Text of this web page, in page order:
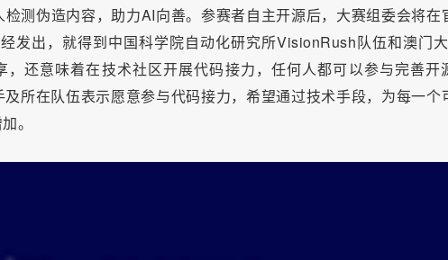
测伪造内容，助力AI向善。参赛者自主开源后，大赛组委会将在
发出，就得到中国科学院自动化研究所VisionRush队伍和澳门
还意味着在技术社区开展代码接力，任何人都可以参与完善开
所在队伍表示愿意参与代码接力，希望通过技术手段，为每一个
。